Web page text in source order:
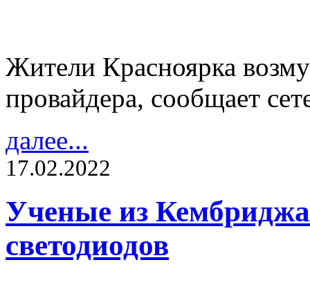
Жители Красноярка
провайдера, сообщает
далее...
17.02.2022
Ученые из Кембриджа
светодиодов